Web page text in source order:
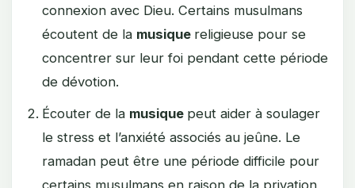
connexion avec Dieu. Certains musulmans
écoutent de la musique religieuse pour se
concentrer sur leur foi pendant cette période
de dévotion.
Écouter de la musique peut aider à soulager
le stress et l’anxiété associés au jeûne. Le
ramadan peut être une période difficile pour